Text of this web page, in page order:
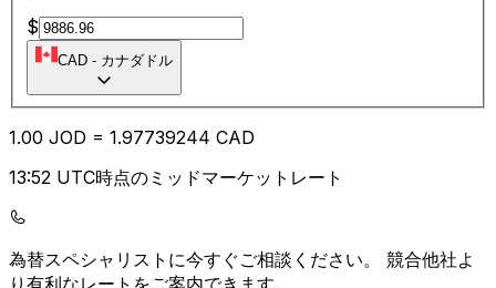
$
CAD - カナダドル
1.00 JOD = 1.97739244 CAD
13:52 UTC時点のミッドマーケットレート
為替スペシャリストに今すぐご相談ください。 競合他社よ